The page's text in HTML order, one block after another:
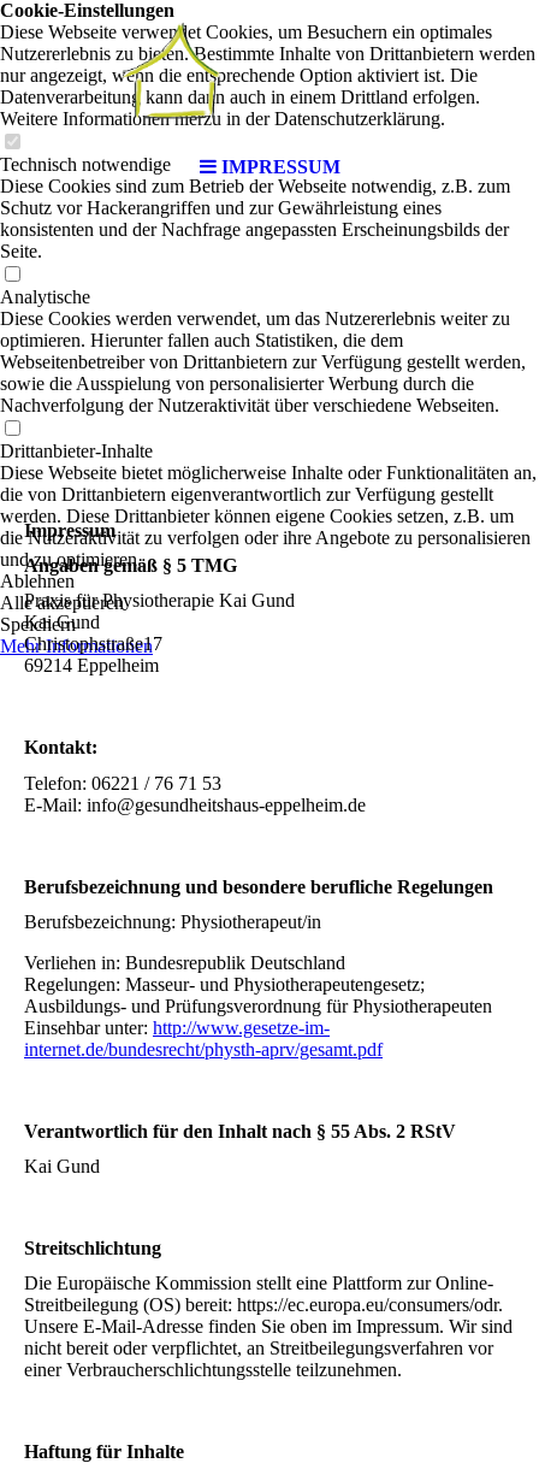
IMPRESSUM
Impressum
Angaben gemäß § 5 TMG
Praxis für Physiotherapie Kai Gund
Kai Gund
Christophstraße17
69214 Eppelheim
Kontakt:
Telefon: 06221 / 76 71 53
E-Mail: info@gesundheitshaus-eppelheim.de
Berufsbezeichnung und besondere berufliche Regelungen
Berufsbezeichnung: Physiotherapeut/in
Verliehen in: Bundesrepublik Deutschland
Regelungen: Masseur- und Physiotherapeutengesetz;
Ausbildungs- und Prüfungsverordnung für Physiotherapeuten
Einsehbar unter: http://www.gesetze-im-
internet.de/bundesrecht/physth-aprv/gesamt.pdf
Verantwortlich für den Inhalt nach § 55 Abs. 2 RStV
Kai Gund
Streitschlichtung
Die Europäische Kommission stellt eine Plattform zur Online-
Streitbeilegung (OS) bereit: https://ec.europa.eu/consumers/odr.
Unsere E-Mail-Adresse finden Sie oben im Impressum. Wir sind
nicht bereit oder verpflichtet, an Streitbeilegungsverfahren vor
einer Verbraucherschlichtungsstelle teilzunehmen.
Haftung für Inhalte
Cookie-Einstellungen
Diese Webseite verwendet Cookies, um Besuchern ein optimales
Nutzererlebnis zu bieten. Bestimmte Inhalte von Drittanbietern werden
nur angezeigt, wenn die entsprechende Option aktiviert ist. Die
Datenverarbeitung kann dann auch in einem Drittland erfolgen.
Weitere Informationen hierzu in der Datenschutzerklärung.
Technisch notwendige
Diese Cookies sind zum Betrieb der Webseite notwendig, z.B. zum
Schutz vor Hackerangriffen und zur Gewährleistung eines
konsistenten und der Nachfrage angepassten Erscheinungsbilds der
Seite.
Analytische
Diese Cookies werden verwendet, um das Nutzererlebnis weiter zu
optimieren. Hierunter fallen auch Statistiken, die dem
Webseitenbetreiber von Drittanbietern zur Verfügung gestellt werden,
sowie die Ausspielung von personalisierter Werbung durch die
Nachverfolgung der Nutzeraktivität über verschiedene Webseiten.
Drittanbieter-Inhalte
Diese Webseite bietet möglicherweise Inhalte oder Funktionalitäten an,
die von Drittanbietern eigenverantwortlich zur Verfügung gestellt
werden. Diese Drittanbieter können eigene Cookies setzen, z.B. um
die Nutzeraktivität zu verfolgen oder ihre Angebote zu personalisieren
und zu optimieren.
Ablehnen
Alle akzeptieren
Speichern
Mehr Informationen